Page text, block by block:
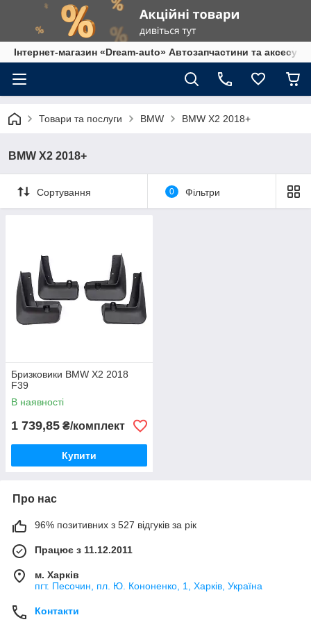
Інтернет-магазин «Dream-auto» Автозапчастини та
Товари та послуги BMW BMW X2 2018+
BMW X2 2018+
Сортування 0 Фільтри
Бризковики BMW X2 2018
F39
В наявності
1 739,85 ₴/комплект
Купити
Про нас
96% позитивних з 527 відгуків за рік
Працює з 11.12.2011
м. Харків
пгт. Песочин, пл. Ю. Кононенко, 1, Харків, Україна
Контакти